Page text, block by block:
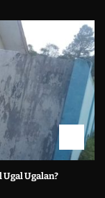
Ugal Ugalan?